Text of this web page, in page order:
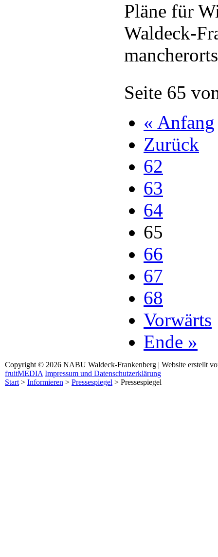
Pläne für
Waldeck-
Seite 65
« Anfang
Zurück
62
63
64
65
66
67
68
Vorwärts
Ende »
Copyright © 2026 NABU Waldeck-Frankenberg | Website erstellt
fruitMEDIA Impressum und Datenschutzerklärung
Start> Informieren > Pressespiegel > Pressespiegel